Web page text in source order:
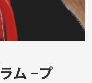
ム −プ